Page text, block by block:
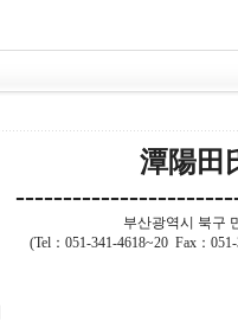
潭陽田
부산광역시 북구
(Tel：051-341-4618~20 Fax：